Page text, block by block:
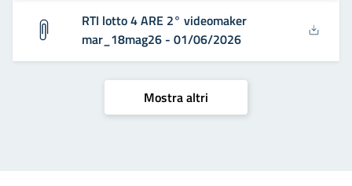
RTI lotto 4 ARE 2° videomaker
mar_18mag26 - 01/06/2026
Mostra altri